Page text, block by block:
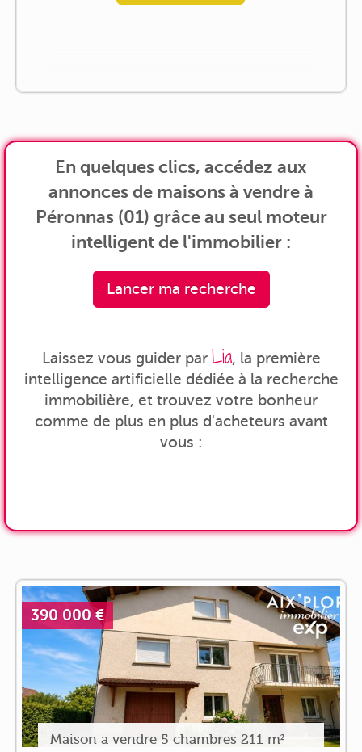
En quelques clics, accédez aux
annonces de maisons à vendre à
Péronnas (01) grâce au seul moteur
intelligent de l'immobilier :
Lancer ma recherche
Laissez vous guider par Lia, la première
intelligence artificielle dédiée à la recherche
immobilière, et trouvez votre bonheur
comme de plus en plus d'acheteurs avant
vous :
390 000 €
Maison a vendre 5 chambres 211 m²